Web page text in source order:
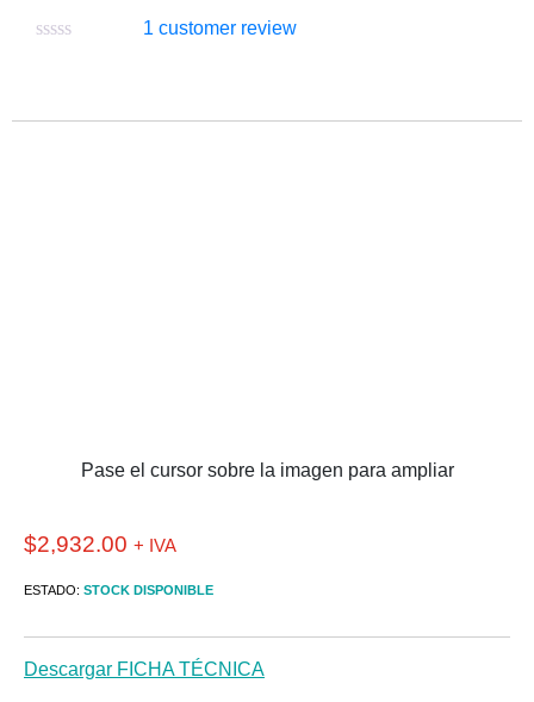
1 customer review
Pase el cursor sobre la imagen para ampliar
$2,932.00 + IVA
ESTADO: STOCK DISPONIBLE
Descargar FICHA TÉCNICA